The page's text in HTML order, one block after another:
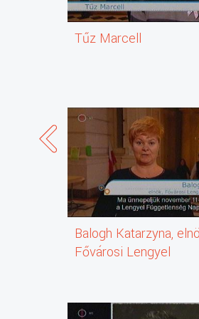
innováció kategóriáit
TÁJAK és VÁROSOK -
Thessaloniki idén ünnepli
10 ÉVES A FELSŐZSOLCAI
Teljes leirat:
Tűz Marcell
Balogh Katarzyna,
Fővárosi Lengyel